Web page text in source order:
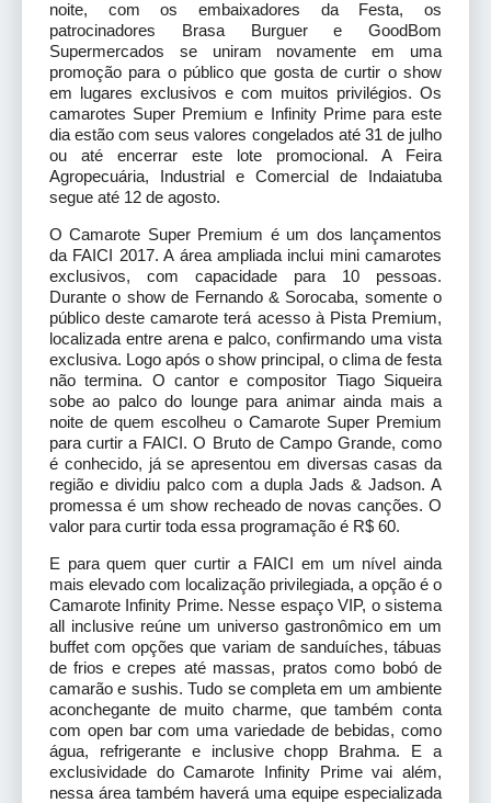
noite, com os embaixadores da Festa, os
patrocinadores Brasa Burguer e GoodBom
Supermercados se uniram novamente em uma
promoção para o público que gosta de curtir o show
em lugares exclusivos e com muitos privilégios. Os
camarotes Super Premium e Infinity Prime para este
dia estão com seus valores congelados até 31 de julho
ou até encerrar este lote promocional. A Feira
Agropecuária, Industrial e Comercial de Indaiatuba
segue até 12 de agosto.
O Camarote Super Premium é um dos lançamentos
da FAICI 2017. A área ampliada inclui mini camarotes
exclusivos, com capacidade para 10 pessoas.
Durante o show de Fernando & Sorocaba, somente o
público deste camarote terá acesso à Pista Premium,
localizada entre arena e palco, confirmando uma vista
exclusiva. Logo após o show principal, o clima de festa
não termina. O cantor e compositor Tiago Siqueira
sobe ao palco do lounge para animar ainda mais a
noite de quem escolheu o Camarote Super Premium
para curtir a FAICI. O Bruto de Campo Grande, como
é conhecido, já se apresentou em diversas casas da
região e dividiu palco com a dupla Jads & Jadson. A
promessa é um show recheado de novas canções. O
valor para curtir toda essa programação é R$ 60.
E para quem quer curtir a FAICI em um nível ainda
mais elevado com localização privilegiada, a opção é o
Camarote Infinity Prime. Nesse espaço VIP, o sistema
all inclusive reúne um universo gastronômico em um
buffet com opções que variam de sanduíches, tábuas
de frios e crepes até massas, pratos como bobó de
camarão e sushis. Tudo se completa em um ambiente
aconchegante de muito charme, que também conta
com open bar com uma variedade de bebidas, como
água, refrigerante e inclusive chopp Brahma. E a
exclusividade do Camarote Infinity Prime vai além,
nessa área também haverá uma equipe especializada